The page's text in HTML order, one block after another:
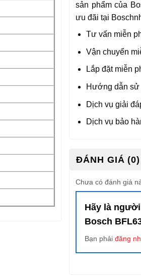
sản phẩm của
ưu đãi tại
Tư vấn miễn
Vận chuyển
Lắp đặt miễn
Hướng dẫn sử
Dịch vụ giải
Dịch vụ bảo
ĐÁNH GIÁ (0)
Chưa có đánh giá
Hãy là
Bosch
Bạn phảiđăng